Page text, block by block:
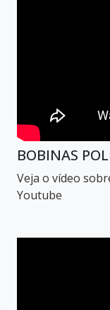
BOBINAS
Veja o vídeo
Youtube